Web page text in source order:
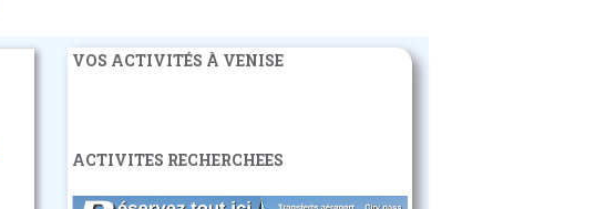
VOS ACTIVITÉS À VENISE
ACTIVITES RECHERCHEES